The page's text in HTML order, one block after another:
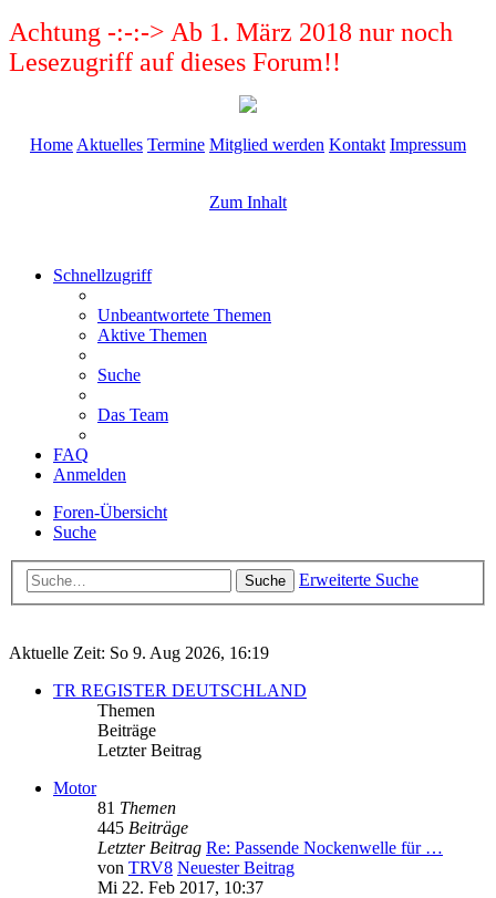
Achtung -:-:-> Ab 1. März 2018 nur noch
Lesezugriff auf dieses Forum!!
Home Aktuelles Termine Mitglied werden Kontakt Impressum
Zum Inhalt
Schnellzugriff
Unbeantwortete Themen
Aktive Themen
Suche
Das Team
FAQ
Anmelden
Foren-Übersicht
Suche
Suche Erweiterte Suche
Aktuelle Zeit: So 9. Aug 2026, 16:19
TR REGISTER DEUTSCHLAND
Themen
Beiträge
Letzter Beitrag
Motor
81 Themen
445 Beiträge
Letzter Beitrag Re: Passende Nockenwelle für …
von TRV8 Neuester Beitrag
Mi 22. Feb 2017, 10:37